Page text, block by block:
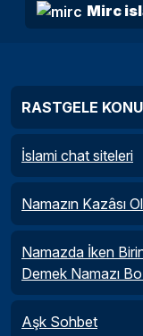
Mirc
RASTGELE
İslami chat siteleri
Namazın Kazâsı
Namazda İken
Demek Namazı
Aşk Sohbet